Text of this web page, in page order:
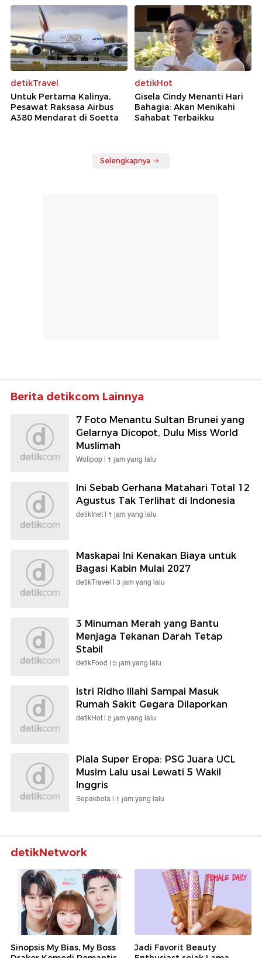
detikTravel
Untuk Pertama Kalinya,
Pesawat Raksasa Airbus
A380 Mendarat di Soetta
detikHot
Gisela Cindy Menanti Hari
Bahagia: Akan Menikahi
Sahabat Terbaikku
Selengkapnya
Berita detikcom Lainnya
7 Foto Menantu Sultan Brunei yang
Gelarnya Dicopot, Dulu Miss World
Muslimah
Wolipop | 1 jam yang lalu
Ini Sebab Gerhana Matahari Total 12
Agustus Tak Terlihat di Indonesia
detikInet | 1 jam yang lalu
Maskapai Ini Kenakan Biaya untuk
Bagasi Kabin Mulai 2027
detikTravel | 3 jam yang lalu
3 Minuman Merah yang Bantu
Menjaga Tekanan Darah Tetap
Stabil
detikFood | 5 jam yang lalu
Istri Ridho Illahi Sampai Masuk
Rumah Sakit Gegara Dilaporkan
detikHot | 2 jam yang lalu
Piala Super Eropa: PSG Juara UCL
Musim Lalu usai Lewati 5 Wakil
Inggris
Sepakbola | 1 jam yang lalu
detikNetwork
Sinopsis My Bias, My Boss
Jadi Favorit Beauty